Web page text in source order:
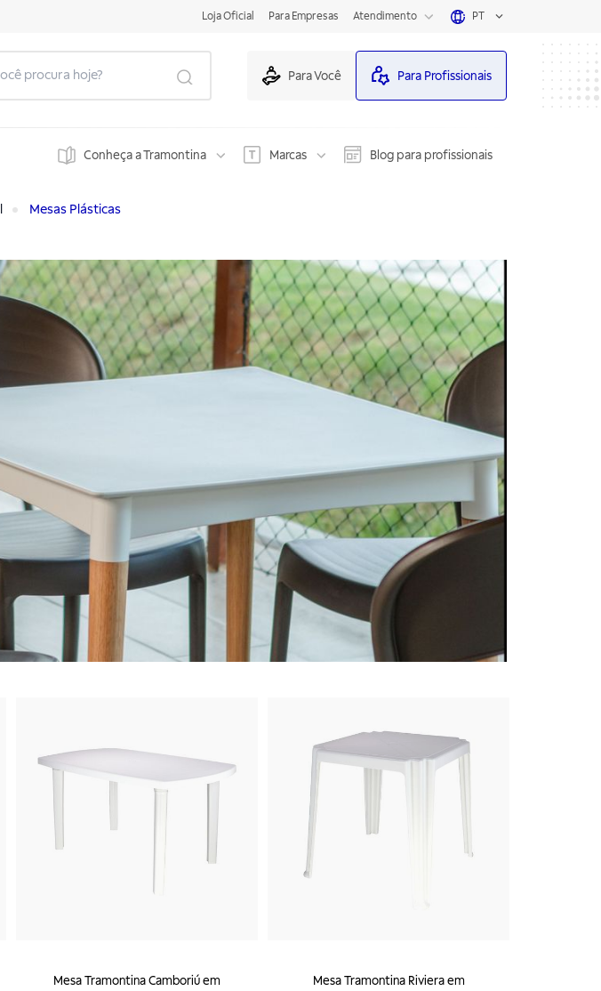
Loja Oficial Para Empresas Atendimento PT
Para Você Para Profissionais
Conheça a Tramontina Marcas Blog para profissionais
Mesas Plásticas
Mesa Tramontina Camboriú em
Mesa Tramontina Riviera em